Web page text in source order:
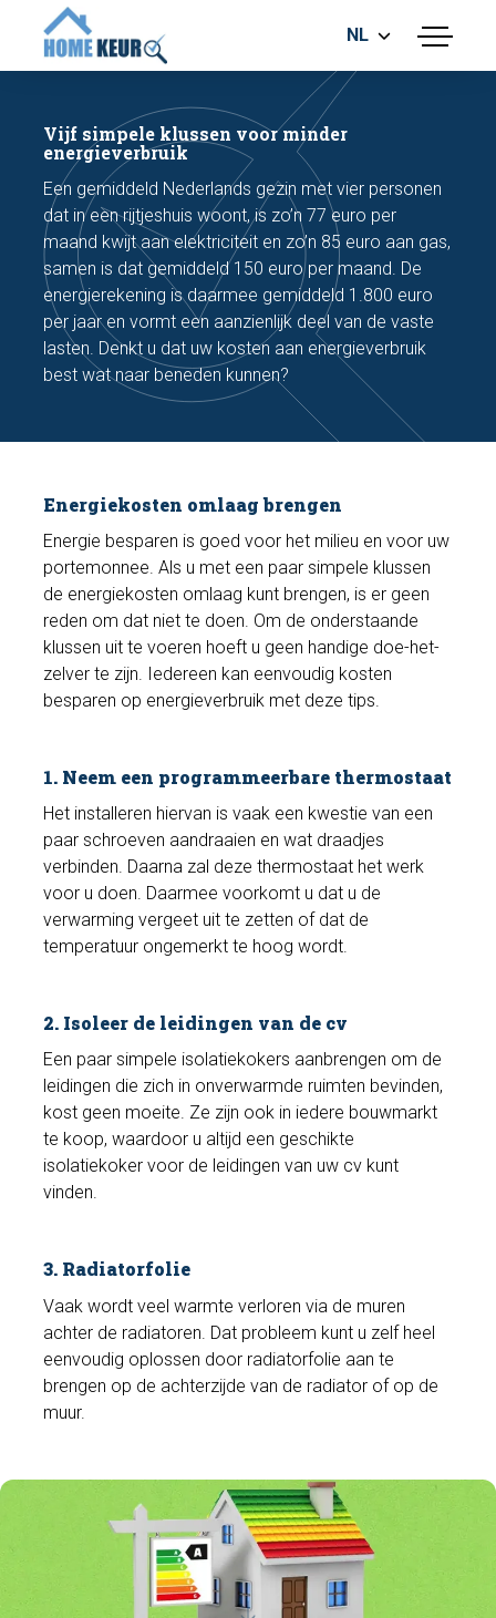
menu
BOUWKUNDIGE KEURING
ENERGIELABEL
MEETRAPPORT
FUNDERINGSRISICO ONDERZOEK
NL
Maak een afspraak
Bel nu
Vijf simpele klussen voor minder
energieverbruik
Een gemiddeld Nederlands gezin met vier personen
dat in een rijtjeshuis woont, is zo’n 77 euro per
maand kwijt aan elektriciteit en zo’n 85 euro aan gas,
samen is dat gemiddeld 150 euro per maand. De
energierekening is daarmee gemiddeld 1.800 euro
per jaar en vormt een aanzienlijk deel van de vaste
lasten. Denkt u dat uw kosten aan energieverbruik
best wat naar beneden kunnen?
Energiekosten omlaag brengen
Energie besparen is goed voor het milieu en voor uw
portemonnee. Als u met een paar simpele klussen
de energiekosten omlaag kunt brengen, is er geen
reden om dat niet te doen. Om de onderstaande
klussen uit te voeren hoeft u geen handige doe-het-
zelver te zijn. Iedereen kan eenvoudig kosten
besparen op energieverbruik met deze tips.
1. Neem een programmeerbare thermostaat
Het installeren hiervan is vaak een kwestie van een
paar schroeven aandraaien en wat draadjes
verbinden. Daarna zal deze thermostaat het werk
voor u doen. Daarmee voorkomt u dat u de
verwarming vergeet uit te zetten of dat de
temperatuur ongemerkt te hoog wordt.
2. Isoleer de leidingen van de cv
Een paar simpele isolatiekokers aanbrengen om de
leidingen die zich in onverwarmde ruimten bevinden,
kost geen moeite. Ze zijn ook in iedere bouwmarkt
te koop, waardoor u altijd een geschikte
isolatiekoker voor de leidingen van uw cv kunt
vinden.
3. Radiatorfolie
Vaak wordt veel warmte verloren via de muren
achter de radiatoren. Dat probleem kunt u zelf heel
eenvoudig oplossen door radiatorfolie aan te
brengen op de achterzijde van de radiator of op de
muur.